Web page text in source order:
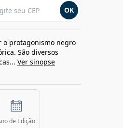
OK
o protagonismo negro
São diversos
Ver sinopse
de Edição